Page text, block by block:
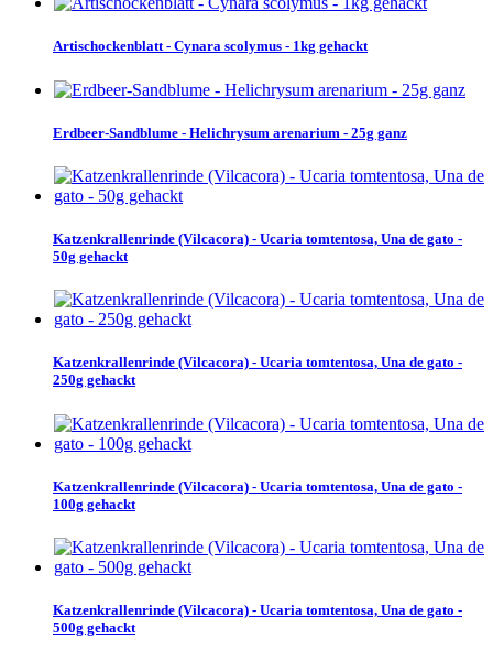
Artischockenblatt - Cynara scolymus - 1kg gehackt
Erdbeer-Sandblume - Helichrysum arenarium - 25g ganz
Katzenkrallenrinde (Vilcacora) - Ucaria tomtentosa, Una de gato -
50g gehackt
Katzenkrallenrinde (Vilcacora) - Ucaria tomtentosa, Una de gato -
250g gehackt
Katzenkrallenrinde (Vilcacora) - Ucaria tomtentosa, Una de gato -
100g gehackt
Katzenkrallenrinde (Vilcacora) - Ucaria tomtentosa, Una de gato -
500g gehackt